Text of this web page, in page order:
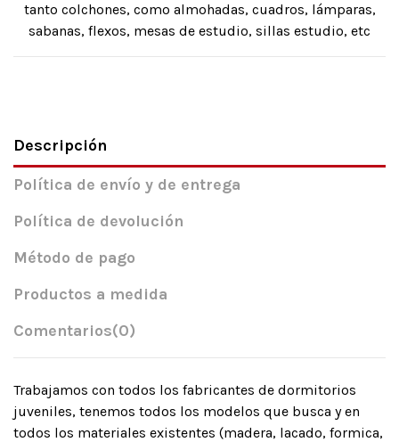
tanto colchones, como almohadas, cuadros, lámparas,
sabanas, flexos, mesas de estudio, sillas estudio, etc
Descripción
Política de envío y de entrega
Política de devolución
Método de pago
Productos a medida
Comentarios(0)
Trabajamos con todos los fabricantes de dormitorios
juveniles, tenemos todos los modelos que busca y en
todos los materiales existentes (madera, lacado, formica,